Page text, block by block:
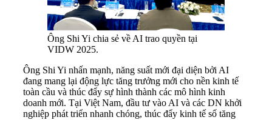
Ông Shi Yi chia sẻ về AI trao quyền tại
VIDW 2025.
Ông Shi Yi nhấn mạnh, năng suất mới đại diện bởi AI
đang mang lại động lực tăng trưởng mới cho nền kinh tế
toàn cầu và thúc đẩy sự hình thành các mô hình kinh
doanh mới. Tại Việt Nam, đầu tư vào AI và các DN khởi
nghiệp phát triển nhanh chóng, thúc đẩy kinh tế số tăng